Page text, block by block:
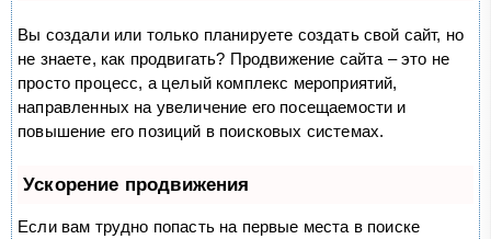
Вы создали или только планируете создать свой сайт, но
не знаете, как продвигать? Продвижение сайта – это не
просто процесс, а целый комплекс мероприятий,
направленных на увеличение его посещаемости и
повышение его позиций в поисковых системах.
Ускорение продвижения
Если вам трудно попасть на первые места в поиске